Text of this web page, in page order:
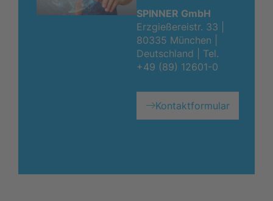
SPINNER GmbH
Erzgießereistr. 33 |
80335 München |
Deutschland | Tel.
+49 (89) 12601-0
Kontaktformular